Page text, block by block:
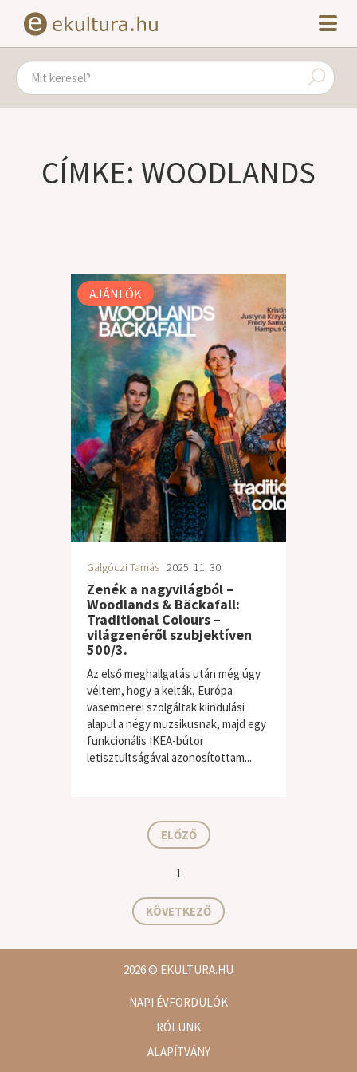
CÍMKE: WOODLANDS
AJÁNLÓK
Galgóczi Tamás | 2025. 11. 30.
Zenék a nagyvilágból –
Woodlands & Bäckafall:
Traditional Colours –
világzenéről szubjektíven
500/3.
Az első meghallgatás után még úgy
véltem, hogy a kelták, Európa
vasemberei szolgáltak kiindulási
alapul a négy muzsikusnak, majd egy
funkcionális IKEA-bútor
letisztultságával azonosítottam...
világzene / folk
ELŐZŐ
1
KÖVETKEZŐ
2026© EKULTURA.HU
NAPI ÉVFORDULÓK
RÓLUNK
ALAPÍTVÁNY